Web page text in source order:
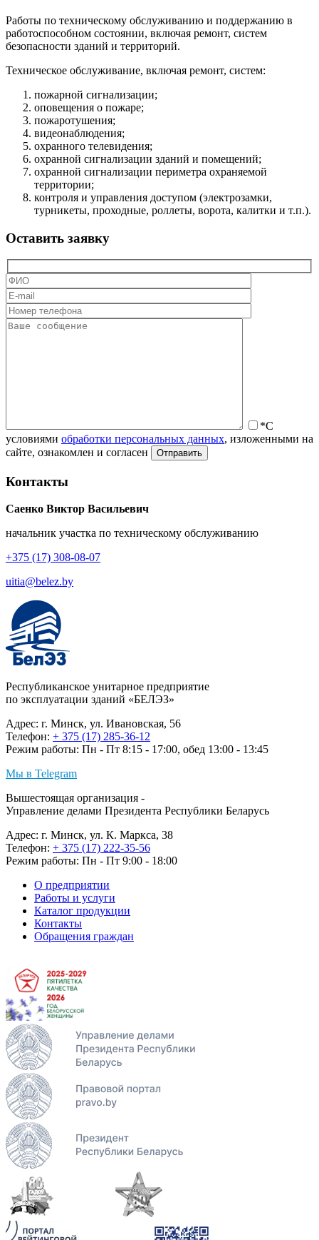
Работы по техническому обслуживанию и поддержанию в
работоспособном состоянии, включая ремонт, систем
безопасности зданий и территорий.
Техническое обслуживание, включая ремонт, систем:
пожарной сигнализации;
оповещения о пожаре;
пожаротушения;
видеонаблюдения;
охранного телевидения;
охранной сигнализации зданий и помещений;
охранной сигнализации периметра охраняемой
территории;
контроля и управления доступом (электрозамки,
турникеты, проходные, роллеты, ворота, калитки и т.п.).
Оставить заявку
*С
условиями обработки персональных данных, изложенными на
сайте, ознакомлен и согласен
Контакты
Саенко Виктор Васильевич
начальник участка по техническому обслуживанию
+375 (17) 308-08-07
uitia@belez.by
Республиканское унитарное предприятие
по эксплуатации зданий «БЕЛЭЗ»
Адрес: г. Минск, ул. Ивановская, 56
Телефон: + 375 (17) 285-36-12
Режим работы: Пн - Пт 8:15 - 17:00, обед 13:00 - 13:45
Мы в Telegram
Вышестоящая организация -
Управление делами Президента Республики Беларусь
Адрес: г. Минск, ул. К. Маркса, 38
Телефон: + 375 (17) 222-35-56
Режим работы: Пн - Пт 9:00 - 18:00
О предприятии
Работы и услуги
Каталог продукции
Контакты
Обращения граждан